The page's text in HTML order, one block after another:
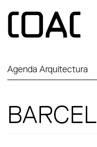
Agenda Arquitectura